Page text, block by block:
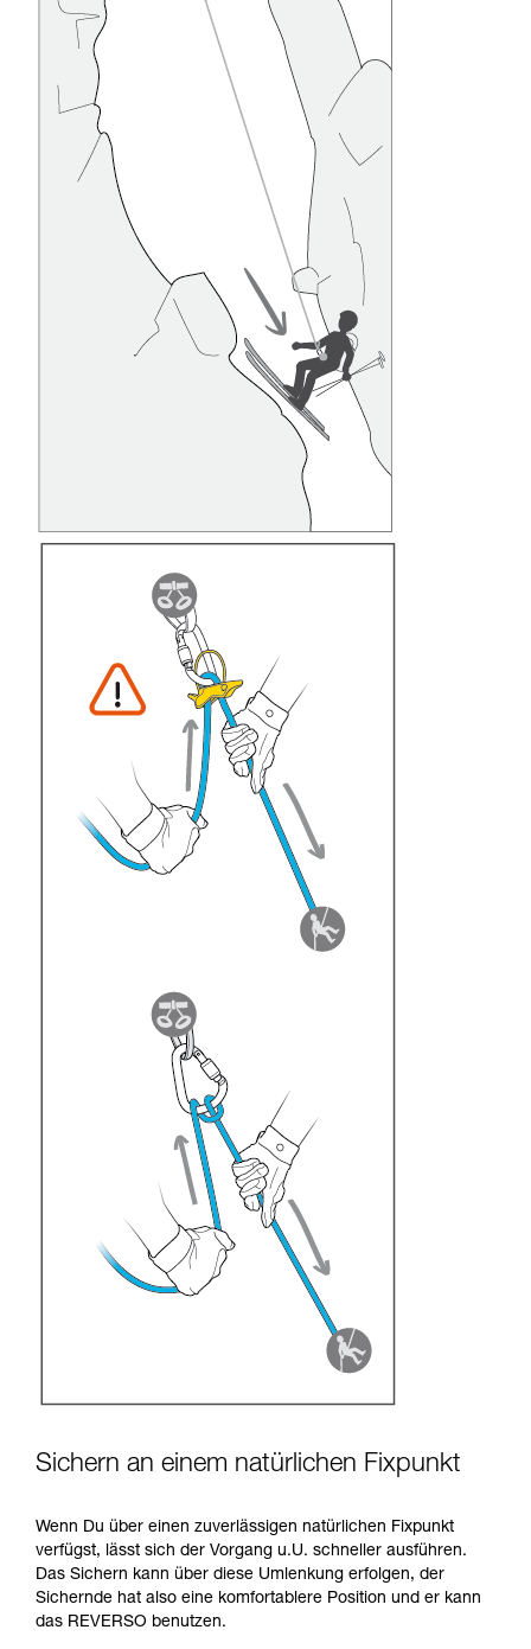
Sichern an einem natürlichen Fixpunkt
Wenn Du über einen zuverlässigen natürlichen Fixpunkt
verfügst, lässt sich der Vorgang u.U. schneller ausführen.
Das Sichern kann über diese Umlenkung erfolgen, der
Sichernde hat also eine komfortablere Position und er kann
das REVERSO benutzen.